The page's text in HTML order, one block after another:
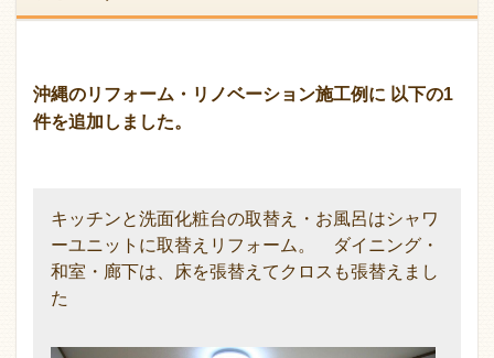
沖縄のリフォーム・リノベーション施工例に 以下の1
件を追加しました。
キッチンと洗面化粧台の取替え・お風呂はシャワ
ーユニットに取替えリフォーム。 ダイニング・
和室・廊下は、床を張替えてクロスも張替えまし
た